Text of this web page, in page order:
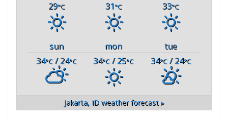
29°C 31°C 33°C
sun mon
tue
34°C / 24°C 34°C / 25°C 34°C/ 24°C
Jakarta, IDweather forecast ▸